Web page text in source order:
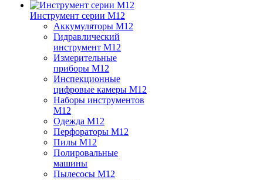
Инструмент серии M12
Аккумуляторы M12
Гидравлический
инструмент M12
Измерительные
приборы M12
Инспекционные
цифровые камеры M12
Наборы инструментов
M12
Одежда M12
Перфораторы M12
Пилы M12
Полировальные
машины
Пылесосы M12